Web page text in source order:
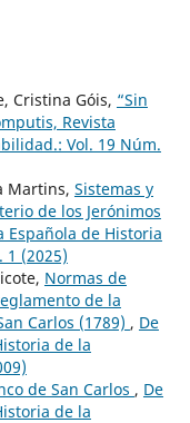
Cristina Góis, “Sin
Revista
Vol. 19 Núm.
Martins, Sistemas y
de los Jerónimos
Española de Historia
1 (2025)
Normas de
de la
Carlos (1789) , De
de la
de San Carlos , De
de la